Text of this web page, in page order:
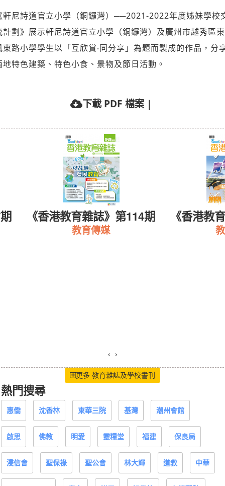
軒尼詩道官立小學（銅鑼灣）──2021-2022年度姊妹學校
計劃》展示軒尼詩道官立小學（銅鑼灣）及廣州市越秀區東
東路小學學生以「互欣賞‧同分享」為題而製成的作品，分
地特色建築、特色小食、景物及節日活動。
下載 PDF 檔案 |
《香港教育雜誌》第114期
教育傳媒
《香港教
‹ ›
更多 教育雜誌及學校書刊
熱門搜尋
惠僑 沈香林 東華三院 基灣 潮州會館
啟思 佛教 明愛 靈糧堂 福建 保良局
浸信會 聖保祿 聖公會 林大輝 道教 中華